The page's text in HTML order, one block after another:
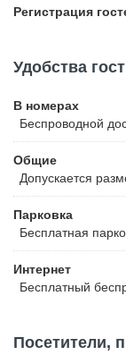
Регистрация
Удобства
В номерах
Беспроводной
Общие
Допускается
Парковка
Бесплатная
Интернет
Бесплатный
Посетители,